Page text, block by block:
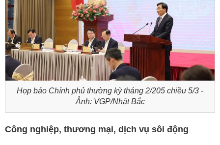
Họp báo Chính phủ thường kỳ tháng 2/205 chiều 5/3 -
Ảnh: VGP/Nhật Bắc
Công nghiệp, thương mại, dịch vụ sôi động